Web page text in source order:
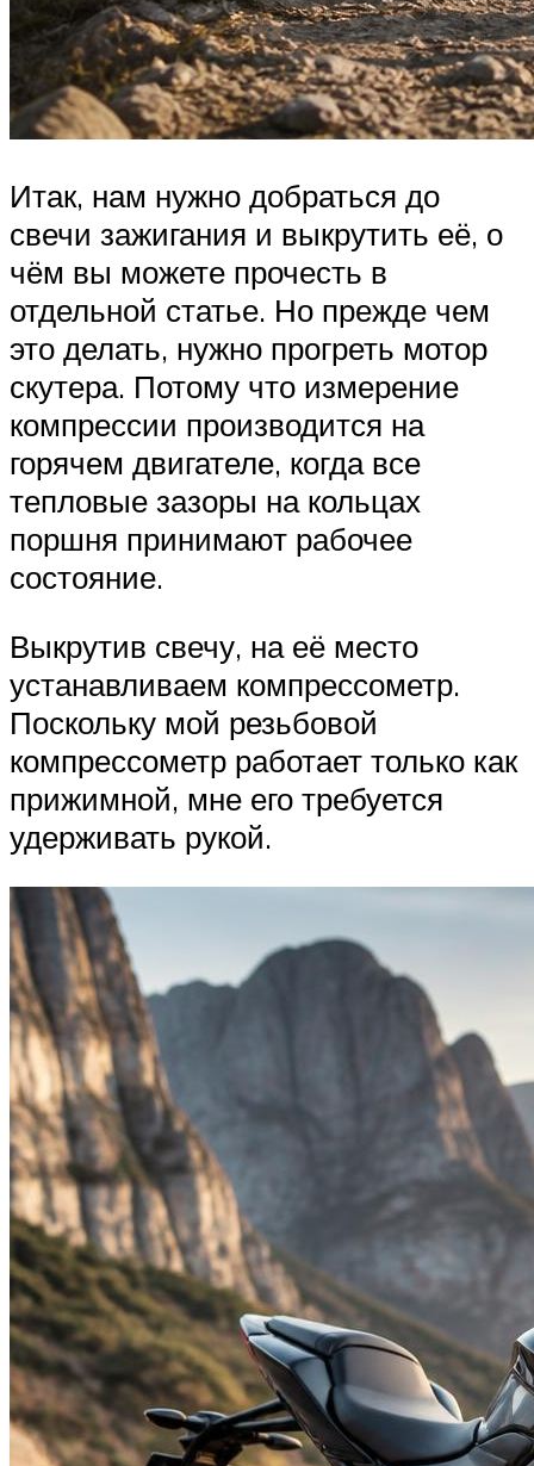
Итак, нам нужно добраться до
свечи зажигания и выкрутить её, о
чём вы можете прочесть в
отдельной статье. Но прежде чем
это делать, нужно прогреть мотор
скутера. Потому что измерение
компрессии производится на
горячем двигателе, когда все
тепловые зазоры на кольцах
поршня принимают рабочее
состояние.
Выкрутив свечу, на её место
устанавливаем компрессометр.
Поскольку мой резьбовой
компрессометр работает только как
прижимной, мне его требуется
удерживать рукой.